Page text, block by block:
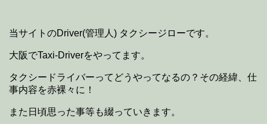
当サイトのDriver(管理人) タクシージローです。
大阪でTaxi-Driverをやってます。
タクシードライバーってどうやってなるの？その経緯、仕
事内容を赤裸々に！
また日頃思った事等も綴っていきます。